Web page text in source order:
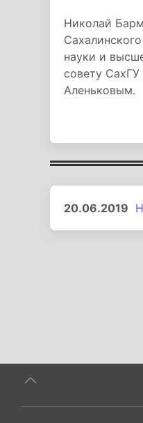
Николай
науки и
совету СахГУ
Аленьковым.
20.06.2019